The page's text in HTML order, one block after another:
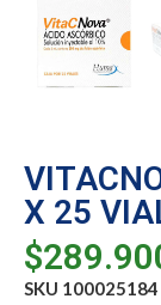
X 25
$
SKU 100025184